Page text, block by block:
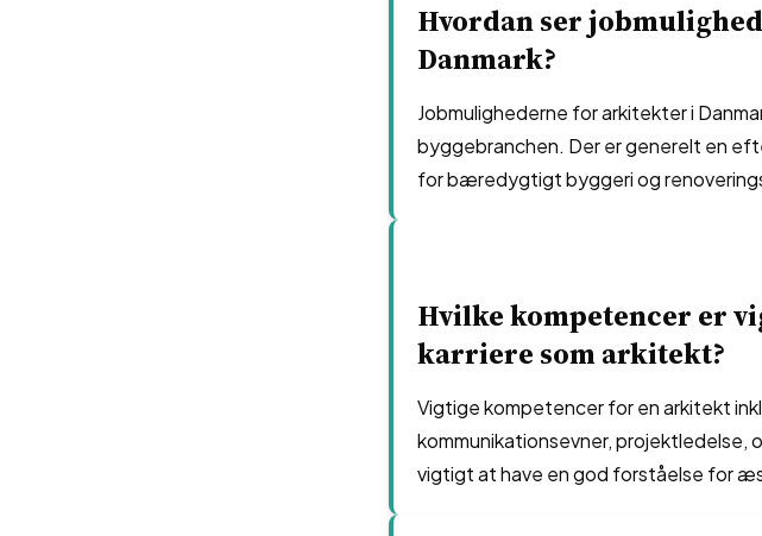
Hvordan ser
Danmark?
Jobmulighederne for arkitekter i
byggebranchen. Der er generelt en
for bæredygtigt byggeri og
Hvilke kompetencer er
karriere som arkitekt?
Vigtige kompetencer for en arkitekt
kommunikationsevner, projektledelse,
vigtigt at have en god forståelse for